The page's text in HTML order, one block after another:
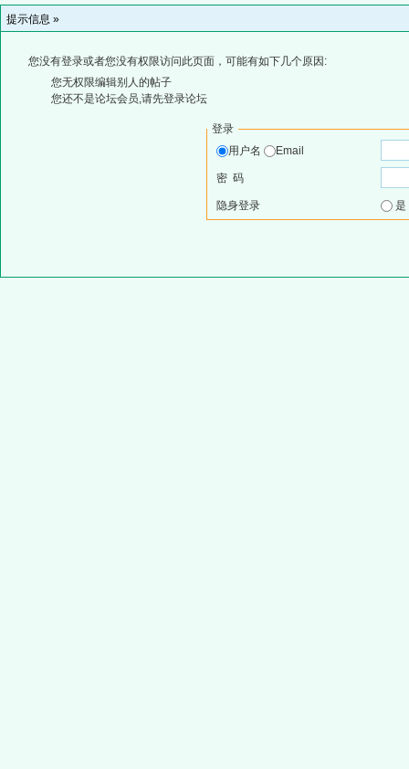
提示信息 »
您没有登录或者您没有权限访问此页面，可能有如下几个原因:
您无权限编辑别人的帖子
您还不是论坛会员,请先登录论坛
登录
用户名
Email
密 码
隐身登录